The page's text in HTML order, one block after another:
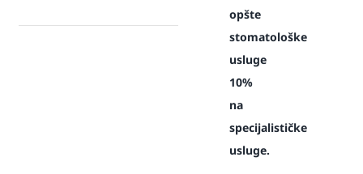
opšte
stomatološke
usluge
10%
na
specijalističke
usluge.